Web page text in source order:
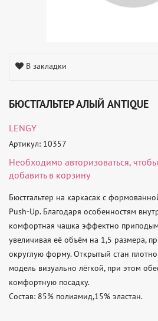
В закладки
БЮСТГАЛЬТЕР АЛЫЙ ANTIQUE
LENGY
Артикул: 10357
Необходимо авторизоваться,
добавить в корзину
Бюстгальтер на каркасах с
Push-Up. Благодаря особенностям
комфортная чашка эффектно
увеличивая её объём на 1,5 размера,
округлую форму. Открытый стан плотно
модель визуально лёгкой, при этом
комфортную посадку.
Состав: 85% полиамид,15% эластан.